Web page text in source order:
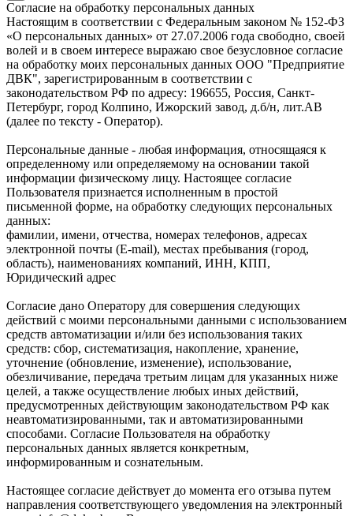
Согласие на обработку персональных данных
Настоящим в соответствии с Федеральным законом № 152-ФЗ
«О персональных данных» от 27.07.2006 года свободно, своей
волей и в своем интересе выражаю свое безусловное согласие
на обработку моих персональных данных ООО "Предприятие
ДВК", зарегистрированным в соответствии с
законодательством РФ по адресу: 196655, Россия, Санкт-
Петербург, город Колпино, Ижорский завод, д.б/н, лит.АВ
(далее по тексту - Оператор).
Персональные данные - любая информация, относящаяся к
определенному или определяемому на основании такой
информации физическому лицу. Настоящее согласие
Пользователя признается исполненным в простой
письменной форме, на обработку следующих персональных
данных:
фамилии, имени, отчества, номерах телефонов, адресах
электронной почты (E-mail), местах пребывания (город,
область), наименованиях компаний, ИНН, КПП,
Юридический адрес
Согласие дано Оператору для совершения следующих
действий с моими персональными данными с использованием
средств автоматизации и/или без использования таких
средств: сбор, систематизация, накопление, хранение,
уточнение (обновление, изменение), использование,
обезличивание, передача третьим лицам для указанных ниже
целей, а также осуществление любых иных действий,
предусмотренных действующим законодательством РФ как
неавтоматизированными, так и автоматизированными
способами. Согласие Пользователя на обработку
персональных данных является конкретным,
информированным и сознательным.
Настоящее согласие действует до момента его отзыва путем
направления соответствующего уведомления на электронный